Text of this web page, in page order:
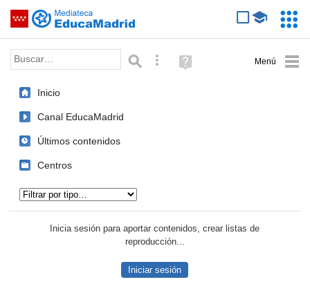
Saltar navegación
Palabra o frase: Búsqueda avanzada
Ayuda
(en
Inicio
Canal EducaMadrid
Últimos contenidos
Centros
Inicia sesión para aportar contenidos, crear listas de
reproducción...
Iniciar sesión